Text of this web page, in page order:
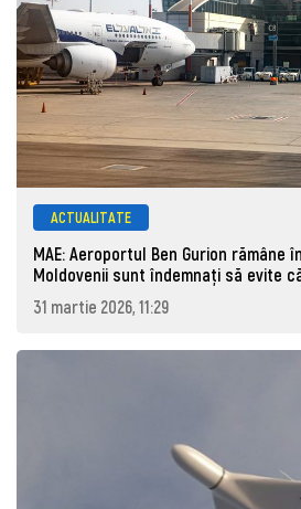
ACTUALITATE
MAE: Aeroportul Ben Gurion rămâne
Moldovenii sunt îndemnați să evite
31 martie 2026, 11:29